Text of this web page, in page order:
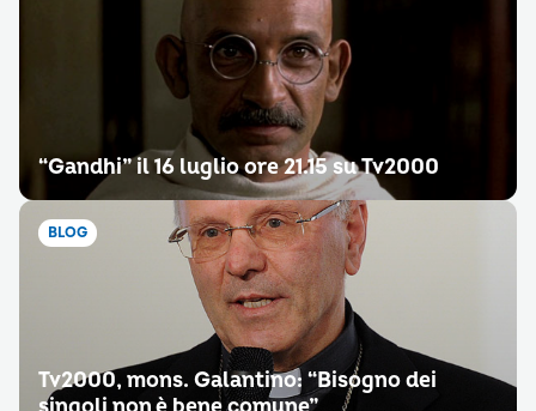
“Gandhi” il 16 luglio ore 21.15 su Tv2000
BLOG
Tv2000, mons. Galantino: “Bisogno dei